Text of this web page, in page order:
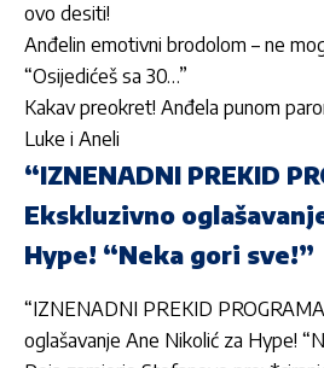
ovo desiti!
Anđelin emotivni brodolom – ne
“Osijedićeš sa 30…”
Kakav preokret! Anđela punom
Luke i Aneli
“IZNENADNI PREKID
Ekskluzivno
Hype! “Neka gori sve!”
“IZNENADNI PREKID
oglašavanje Ane Nikolić za Hype!